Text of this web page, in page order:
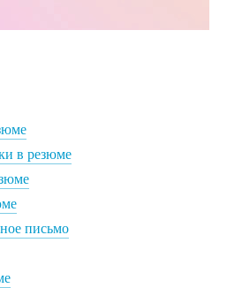
в резюме
письмо